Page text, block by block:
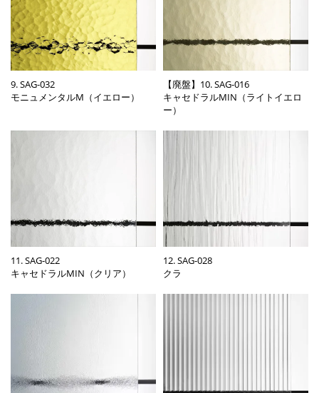
9. SAG-032
モニュメンタルM（イエロー）
【廃盤】10. SAG-016
キャセドラルMIN（ライトイエロ
ー）
11. SAG-022
キャセドラルMIN（クリア）
12. SAG-028
クラ